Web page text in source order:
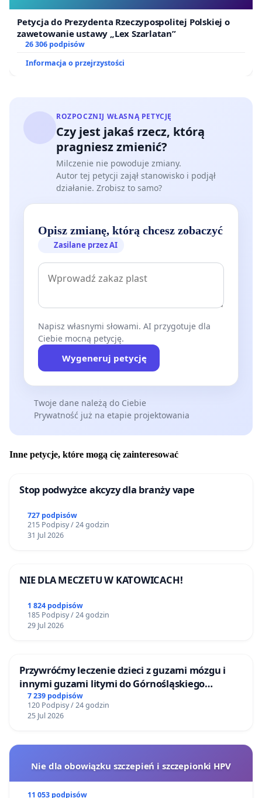
Petycja do Prezydenta Rzeczypospolitej Polskiej o
zawetowanie ustawy „Lex Szarlatan”
26 306 podpisów
Informacja o przejrzystości
ROZPOCZNIJ WŁASNĄ PETYCJĘ
Czy jest jakaś rzecz, którą
pragniesz zmienić?
Milczenie nie powoduje zmiany.
Autor tej petycji zajął stanowisko i podjął
działanie. Zrobisz to samo?
Opisz zmianę, którą chcesz zobaczyć
Zasilane przez AI
Napisz własnymi słowami. AI przygotuje dla
Ciebie mocną petycję.
Wygeneruj petycję
Twoje dane należą do Ciebie
Prywatność już na etapie projektowania
Inne petycje, które mogą cię zainteresować
Stop podwyżce akcyzy dla branży vape
727 podpisów
215 Podpisy / 24 godzin
31 Jul 2026
NIE DLA MECZETU W KATOWICACH!
1 824 podpisów
185 Podpisy / 24 godzin
29 Jul 2026
Przywróćmy leczenie dzieci z guzami mózgu i
innymi guzami litymi do Górnośląskiego
Centrum Zdrowia Dziecka w Katowicach
7 239 podpisów
120 Podpisy / 24 godzin
25 Jul 2026
Nie dla obowiązku szczepień i szczepionki HPV
11 053 podpisów